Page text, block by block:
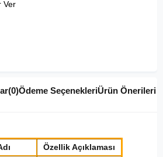
Ver
(0)Ödeme SeçenekleriÜrün Önerileri
Özellik Açıklaması